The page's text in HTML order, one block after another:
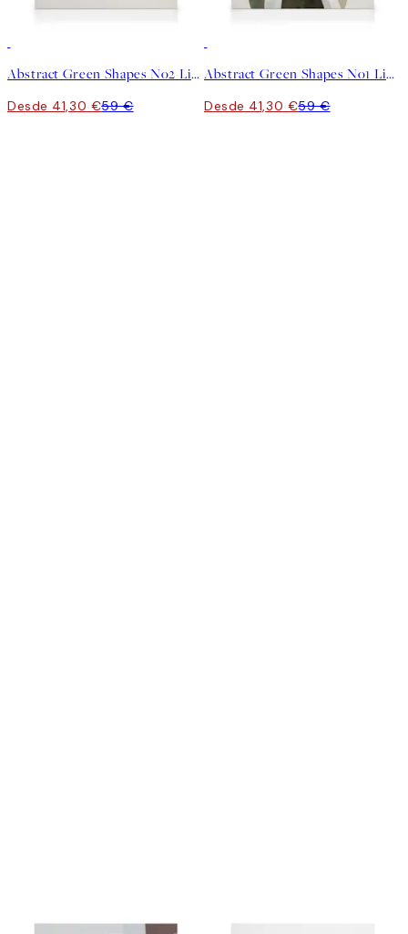
Abstract Green Shapes No2 Lienzo
Desde 41,30 €59 €
Abstract Green Shapes No1 Lienzo
Desde 41,30 €59 €